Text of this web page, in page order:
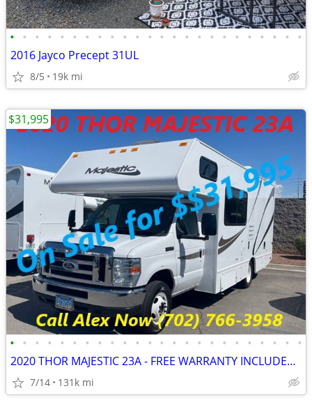
• • • • • • • • • • • • • • • • • • • • • • • •
2016 Jayco Precept 31UL
8/5 19k mi
• • • • • • • • • • • • • • • • • • • • • • • •
2020 THOR MAJESTIC 23A - FREE WARRANTY INCLUDED!! WE FINANCE-CALL NOW
7/14 131k mi
$31,995